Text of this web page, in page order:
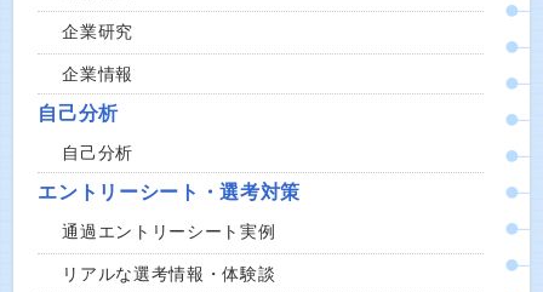
企業研究
企業情報
自己分析
自己分析
エントリーシート・選考対策
通過エントリーシート実例
リアルな選考情報・体験談